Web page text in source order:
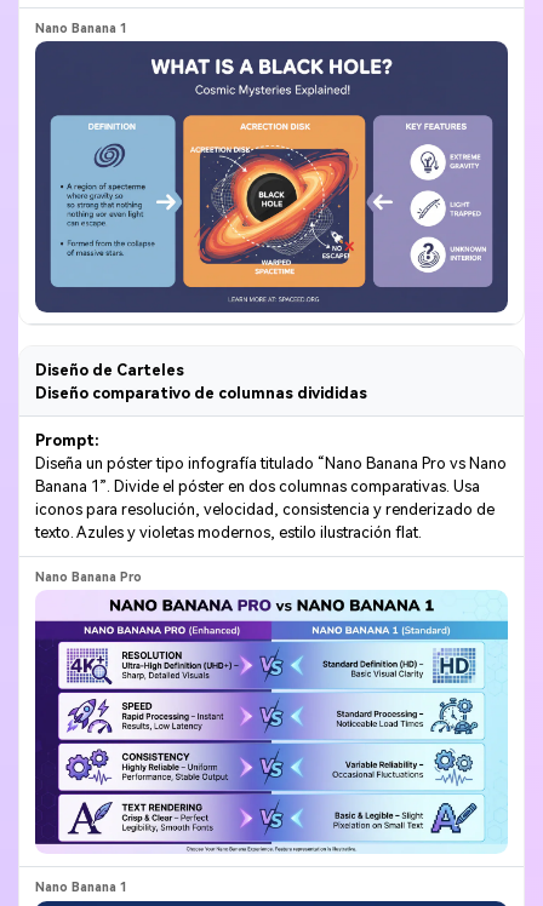
Diseño de Carteles
Diseño comparativo de columnas divididas
Prompt:
Diseña un póster tipo infografía titulado “Nano Banana Pro vs Nano
Banana 1”. Divide el póster en dos columnas comparativas. Usa
iconos para resolución, velocidad, consistencia y renderizado de
texto. Azules y violetas modernos, estilo ilustración flat.